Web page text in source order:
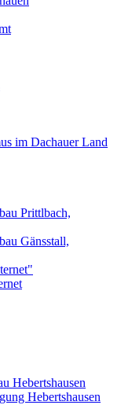
im Dachauer Land
Prittlbach,
Gänsstall,
Hebertshausen
Hebertshausen